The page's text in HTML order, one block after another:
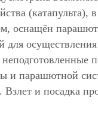
(катапульта),
оснащён
для
и парашютной
Взлет и посадка